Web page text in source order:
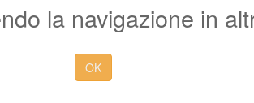
la navigazione in
OK